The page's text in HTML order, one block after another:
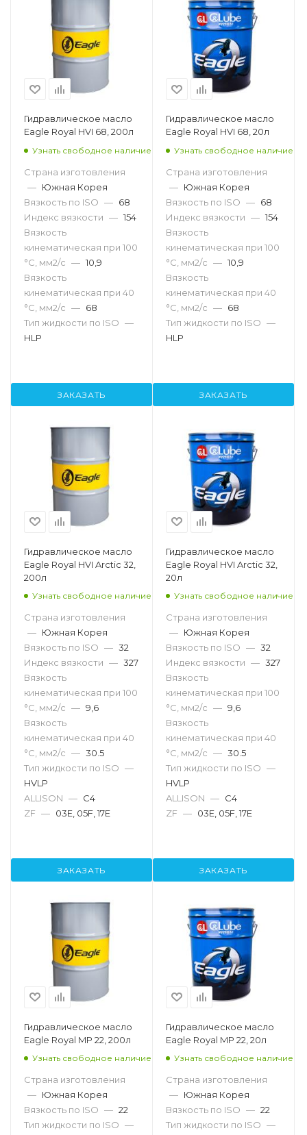
Гидравлическое масло
Eagle Royal HVI 68, 200л
Узнать свободное наличие
Страна изготовления
— Южная Корея
Вязкость по ISO — 68
Индекс вязкости — 154
Вязкость
кинематическая при 100
°С, мм2/с — 10,9
Вязкость
кинематическая при 40
°С, мм2/с — 68
Тип жидкости по ISO —
HLP
ЗАКАЗАТЬ
Гидравлическое масло
Eagle Royal HVI 68, 20л
Узнать свободное наличие
Страна изготовления
— Южная Корея
Вязкость по ISO — 68
Индекс вязкости — 154
Вязкость
кинематическая при 100
°С, мм2/с — 10,9
Вязкость
кинематическая при 40
°С, мм2/с — 68
Тип жидкости по ISO —
HLP
ЗАКАЗАТЬ
Гидравлическое масло
Eagle Royal HVI Arctic 32,
200л
Узнать свободное наличие
Страна изготовления
— Южная Корея
Вязкость по ISO — 32
Индекс вязкости — 327
Вязкость
кинематическая при 100
°С, мм2/с — 9,6
Вязкость
кинематическая при 40
°С, мм2/с — 30.5
Тип жидкости по ISO —
HVLP
ALLISON — C4
ZF — 03E, 05F, 17E
ЗАКАЗАТЬ
Гидравлическое масло
Eagle Royal HVI Arctic 32,
20л
Узнать свободное наличие
Страна изготовления
— Южная Корея
Вязкость по ISO — 32
Индекс вязкости — 327
Вязкость
кинематическая при 100
°С, мм2/с — 9,6
Вязкость
кинематическая при 40
°С, мм2/с — 30.5
Тип жидкости по ISO —
HVLP
ALLISON — C4
ZF — 03E, 05F, 17E
ЗАКАЗАТЬ
Гидравлическое масло
Eagle Royal MP 22, 200л
Узнать свободное наличие
Страна изготовления
— Южная Корея
Вязкость по ISO — 22
Тип жидкости по ISO —
Гидравлическое масло
Eagle Royal MP 22, 20л
Узнать свободное наличие
Страна изготовления
— Южная Корея
Вязкость по ISO — 22
Тип жидкости по ISO —